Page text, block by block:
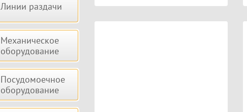
Линии раздачи
Механическое
оборудование
Посудомоечное
оборудование